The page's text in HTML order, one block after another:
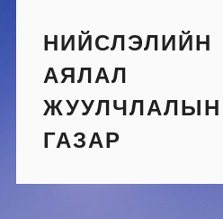
contentНИЙСЛЭЛИЙН
АЯЛАЛ
ЖУУЛЧЛАЛЫН
ГАЗАР